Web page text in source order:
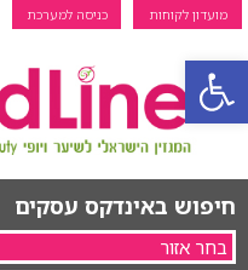
פתח סרגל נגישות
מועדון לקוחות כניסה למערכת
חיפוש באינדקס עסקים